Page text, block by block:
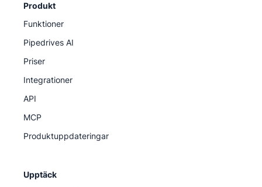
Produkt
Funktioner
Pipedrives AI
Priser
Integrationer
API
MCP
Produktuppdateringar
Upptäck